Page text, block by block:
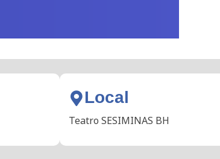
Local
Teatro SESIMINAS BH